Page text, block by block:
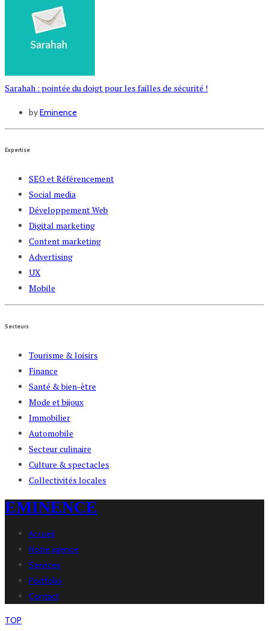
Sarahah : pointée du doigt pour les failles de sécurité !
byEminence
Expertise
SEO et Référencement
Social media
Développement Web
Digital marketing
Content marketing
Advertising
UX
Mobile
Secteurs
Tourisme & loisirs
Finance
Santé & bien-être
Mode et bijoux
Immobilier
Automobile
Secteur culinaire
Culture & spectacles
Collectivités locales
EMINENCE
Accueil
Notre agence
Services
Portfolio
Contact
TOP